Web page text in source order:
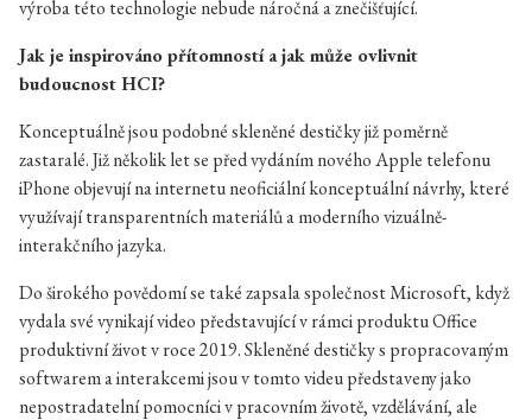
výroba této technologie nebude náročná a znečišťující.
Jak je inspirováno přítomností a jak může ovlivnit
budoucnost HCI?
Konceptuálně jsou podobné skleněné destičky již poměrně
zastaralé. Již několik let se před vydáním nového Apple telefonu
iPhone objevují na internetu neoficiální konceptuální návrhy, které
využívají transparentních materiálů a moderního vizuálně-
interakčního jazyka.
Do širokého povědomí se také zapsala společnost Microsoft, když
vydala své vynikají video představující v rámci produktu Office
produktivní život v roce 2019. Skleněné destičky s propracovaným
softwarem a interakcemi jsou v tomto videu představeny jako
nepostradatelní pomocníci v pracovním životě, vzdělávání, ale